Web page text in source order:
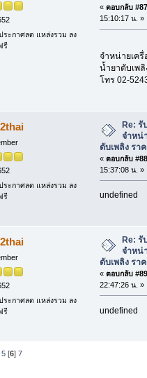
ระกาศลด แหล่งรวม ลง
รี
« ตอบกลับ
15:10:17 น. »
จำหน่ายเครื่
น้ำยาดับเพลิ
โทร 02-
ระกาศลด แหล่งรวม ลง
รี
Re: รั
จำหน่
ดับเพลิง รา
« ตอบกลับ
15:37:08 น. »
undefined
ระกาศลด แหล่งรวม ลง
รี
Re: รั
จำหน่
ดับเพลิง รา
« ตอบกลับ
22:47:26 น. »
undefined
5 [6]7